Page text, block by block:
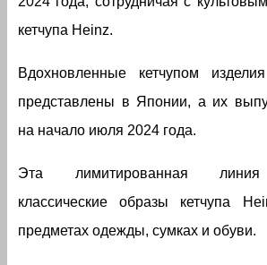
кетчупа Heinz.
Вдохновленные кетчупом
представлены в Японии, а их
на начало июля 2024 года.
Эта лимитированная линия
классические образы кетчупа
предметах одежды, сумках и обуви.